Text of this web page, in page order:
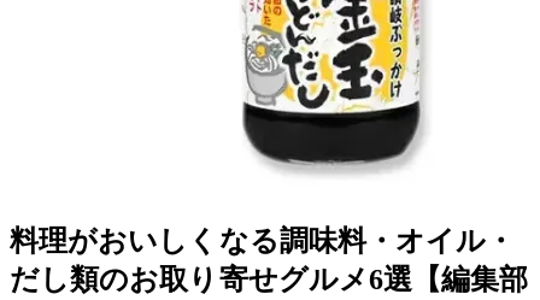
料理がおいしくなる調味料・オイル・
だし類のお取り寄せグルメ6選【編集部